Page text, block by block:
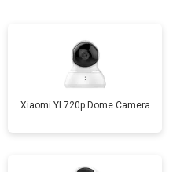
Xiaomi YI 720p Dome Camera